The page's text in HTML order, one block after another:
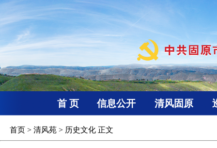
首 页 信息公开 清风固原
首页 > 清风苑 > 历史文化 正文